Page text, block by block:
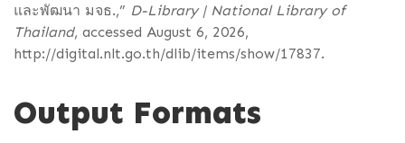
และพัฒนา มจธ.,” D-Library | National Library of
Thailand, accessed August 6, 2026,
http://digital.nlt.go.th/dlib/items/show/17837.
Output Formats